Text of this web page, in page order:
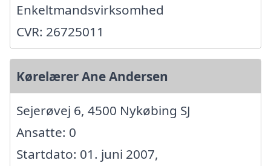
Enkeltmandsvirksomhed
CVR: 26725011
Kørelærer Ane Andersen
Sejerøvej 6, 4500 Nykøbing SJ
Ansatte: 0
Startdato: 01. juni 2007,